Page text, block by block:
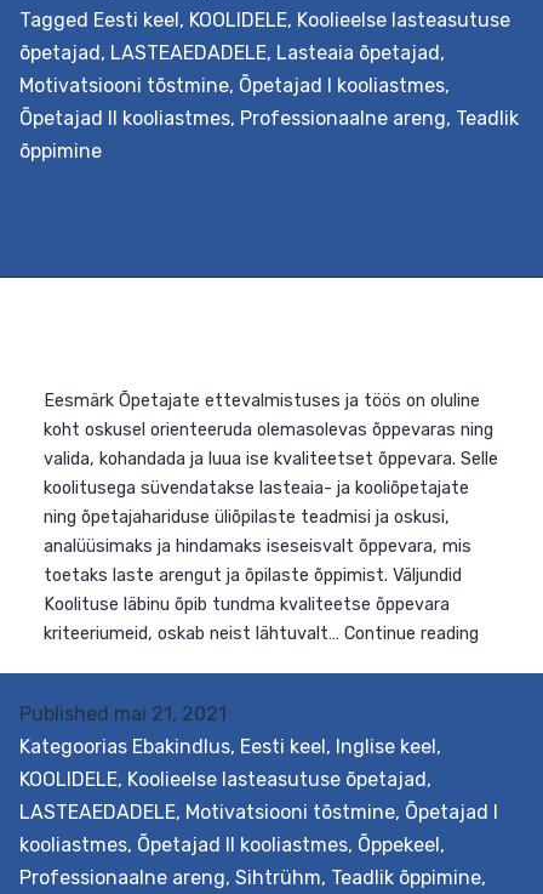
lugemisel teadlikke strateegiaid, arenevad sihikindlad
mõtlejad ja iseseisvad õppijad. See sekkumine
õpetajate teadmisi ja praktilisi oskusi tekstimõistmise
arendamisest erinevatel kognitiivsetel tasanditel.
Väljundid Õpetaja saab teadmised tekstimõistmise
olemusest ja strateegiatest nende rakendamiseks ning
oskab neid eesmärgipäraselt lastele… Continue reading
Tagged Eesti keel, KOOLIDELE, Koolieelse lasteasutuse
õpetajad, LASTEAEDADELE, Lasteaia õpetajad,
Motivatsiooni tõstmine, Õpetajad I kooliastmes,
Õpetajad II kooliastmes, Professionaalne areng, Teadlik
õppimine
Published mai 21, 2021
Kategoorias Ebakindlus, Eesti keel, Inglise keel,
KOOLIDELE, Koolieelse lasteasutuse õpetajad,
LASTEAEDADELE, Motivatsiooni tõstmine, Õpetajad I
kooliastmes, Õpetajad II kooliastmes, Õppekeel,
Professionaalne areng, Sihtrühm, Teadlik õppimine,